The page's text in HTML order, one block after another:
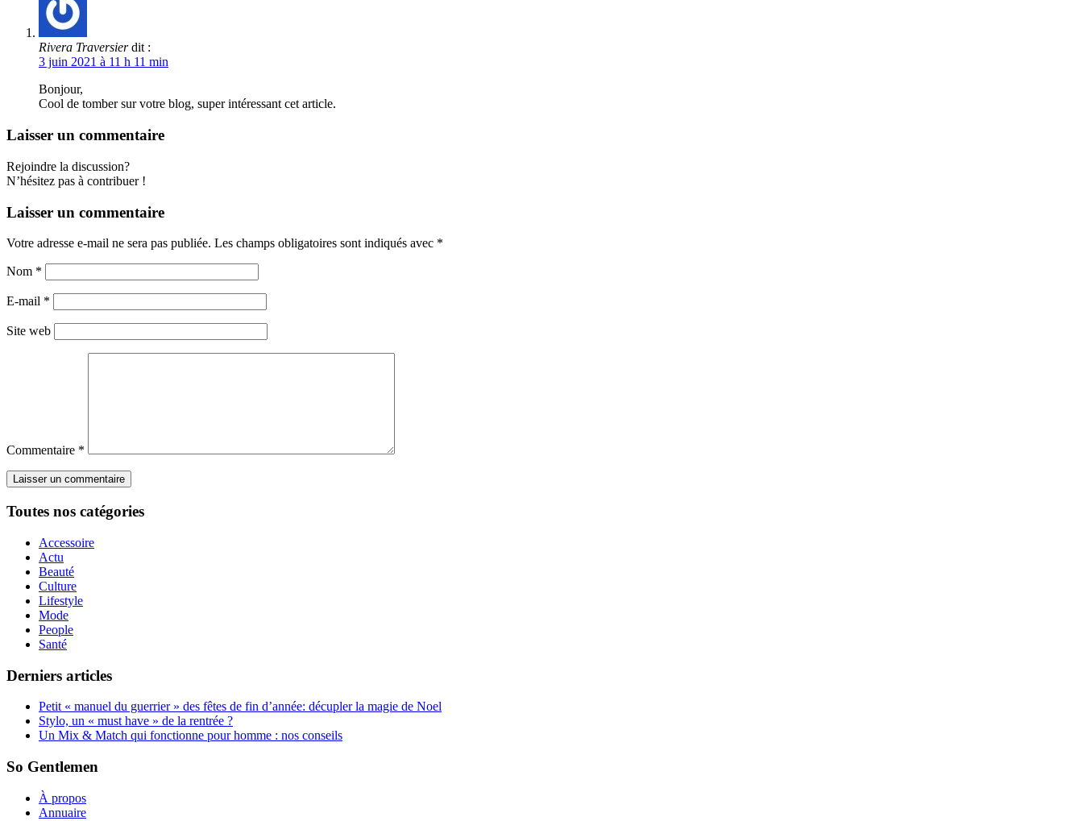
Rivera Traversier dit :
3 juin 2021 à 11 h 11 min
Bonjour,
Cool de tomber sur votre blog, super intéressant cet article.
Laisser un commentaire
Rejoindre la discussion?
N’hésitez pas à contribuer !
Laisser un commentaire
Votre adresse e-mail ne sera pas publiée. Les champs obligatoires sont indiqués avec *
Nom *
E-mail *
Site web
Commentaire *
Toutes nos catégories
Accessoire
Actu
Beauté
Culture
Lifestyle
Mode
People
Santé
Derniers articles
Petit « manuel du guerrier » des fêtes de fin d’année: décupler la magie de Noel
Stylo, un « must have » de la rentrée ?
Un Mix & Match qui fonctionne pour homme : nos conseils
So Gentlemen
À propos
Annuaire